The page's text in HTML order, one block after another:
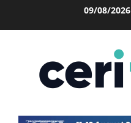
09/08/2026